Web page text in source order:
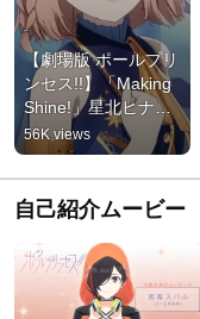
【劇場版 ポールプリ
ンセス!!】「Making
Shine!」星北ヒナノ
（CV: #土屋李央 ）
#shorts
56K views
自己紹介ムービー